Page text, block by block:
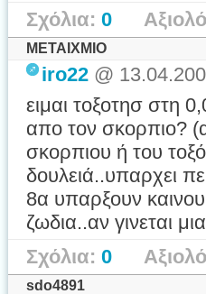
Σχόλια: 0
ΜΕΤΑΙΧΜΙΟ
iro22 @
ειμαι τοξοτησ στη
απο τον σκορπιο?
σκορπιου ή του
δουλειά..υπαρχει
8α υπαρξουν
ζωδια..αν γινεται
Σχόλια: 0
sdo4891